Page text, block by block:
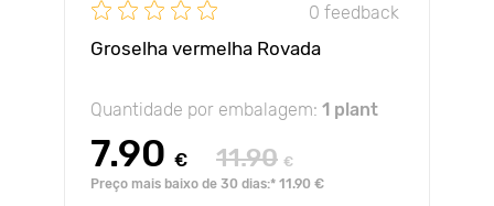
0 feedback
Groselha vermelha Rovada
Quantidade por embalagem: 1 plant
7.90 € 11.90 €
Preço mais baixo de 30 dias:* 11.90 €